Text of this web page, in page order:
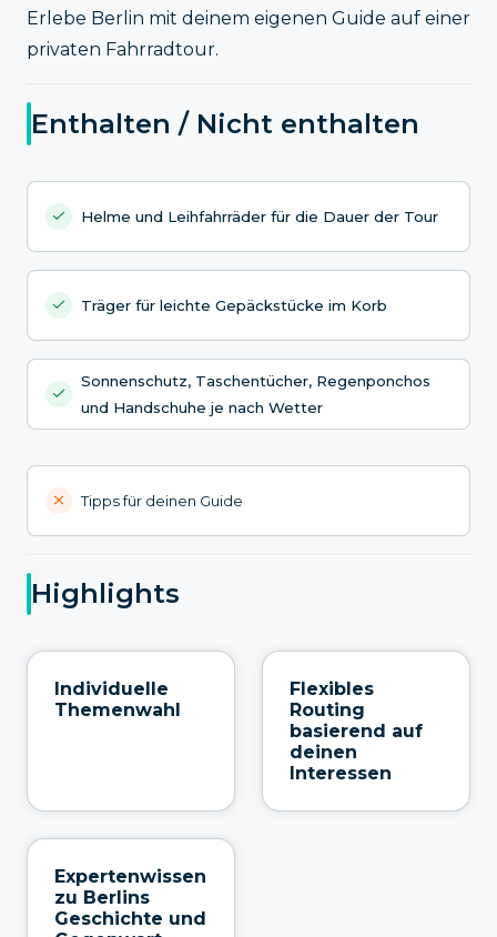
Erlebe Berlin mit deinem eigenen Guide auf einer
privaten Fahrradtour.
Enthalten / Nicht enthalten
Helme und Leihfahrräder für die Dauer der Tour
Träger für leichte Gepäckstücke im Korb
Sonnenschutz, Taschentücher, Regenponchos
und Handschuhe je nach Wetter
Tipps für deinen Guide
Highlights
Individuelle
Themenwahl
Flexibles
Routing
basierend auf
deinen
Interessen
Expertenwissen
zu Berlins
Geschichte und